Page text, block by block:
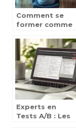
Comment se
former comme
direction en
ligne pour
améliorer sa
carrière
Experts en
Tests A/B : Les